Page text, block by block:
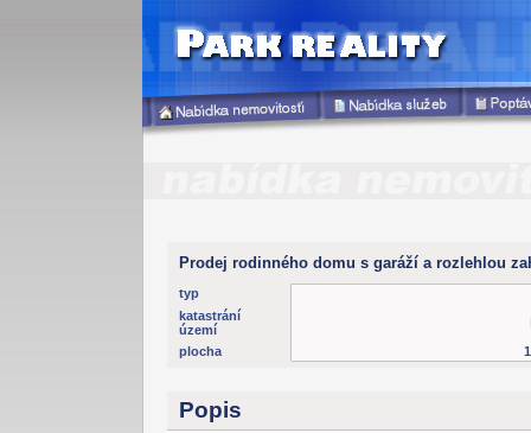
Prodej rodinného domu s garáží a rozlehlou
typ
katastrání
území
plocha
Popis